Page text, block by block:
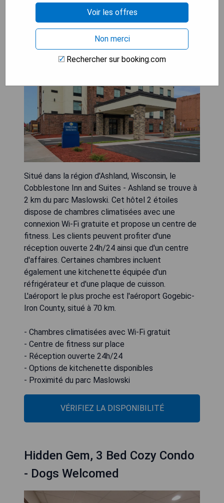
Cobblestone Inn and Suites -
Ashland
Situé dans la région d'Ashland, Wisconsin, le
Cobblestone Inn and Suites - Ashland se trouve à
2 km du parc Maslowski. Cet hôtel 2 étoiles
dispose de chambres climatisées avec une
connexion Wi-Fi gratuite et propose un centre de
fitness. Les clients peuvent profiter d'une
réception ouverte 24h/24 ainsi que d'un centre
d'affaires. Certaines chambres incluent
également une kitchenette équipée d'un
réfrigérateur et d'une plaque de cuisson.
L'aéroport le plus proche est l'aéroport Gogebic-
Iron County, situé à 70 km.
- Chambres climatisées avec Wi-Fi gratuit
- Centre de fitness sur place
- Réception ouverte 24h/24
- Options de kitchenette disponibles
- Proximité du parc Maslowski
VÉRIFIEZ LA DISPONIBILITÉ
Hidden Gem, 3 Bed Cozy Condo
- Dogs Welcomed
Voir les offres
Non merci
Rechercher sur booking.com